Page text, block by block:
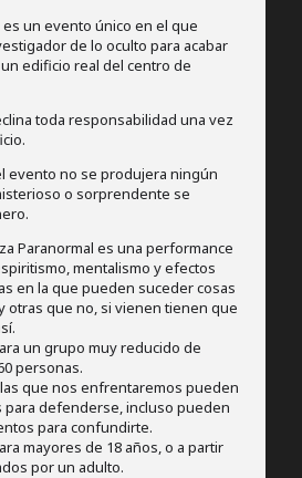
un evento único en el que
de lo oculto para acabar
edificio real del centro de
toda responsabilidad una vez
evento no se produjera ningún
o sorprendente se
Paranormal es una performance
mentalismo y efectos
en la que pueden suceder cosas
otras que no, si vienen tienen que
un grupo muy reducido de
personas.
que nos enfrentaremos pueden
defenderse, incluso pueden
para confundirte.
mayores de 18 años, o a partir
por un adulto.